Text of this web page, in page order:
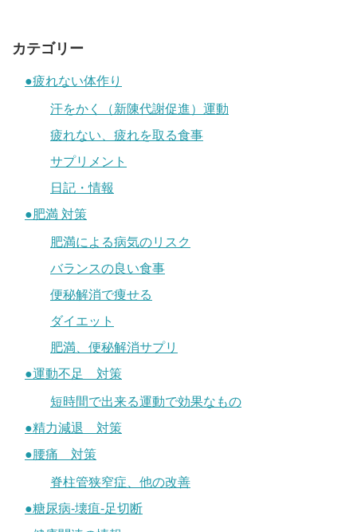
カテゴリー
●疲れない体作り
汗をかく（新陳代謝促進）運動
疲れない、疲れを取る食事
サプリメント
日記・情報
●肥満 対策
肥満による病気のリスク
バランスの良い食事
便秘解消で痩せる
ダイエット
肥満、便秘解消サプリ
●運動不足 対策
短時間で出来る運動で効果なもの
●精力減退 対策
●腰痛 対策
脊柱管狭窄症、他の改善
●糖尿病-壊疽-足切断